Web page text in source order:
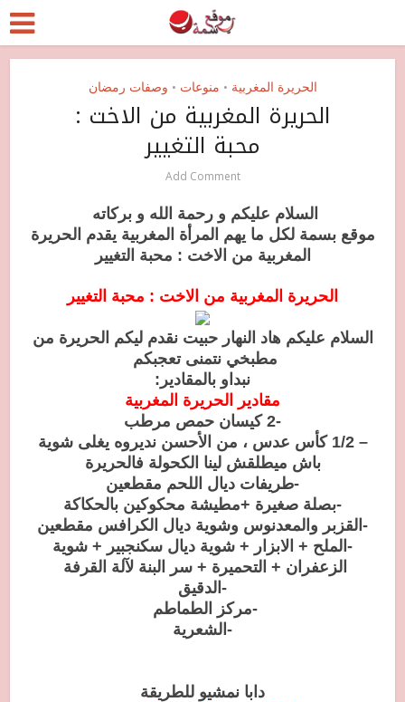
الحريرة المغربية • منوعات • وصفات رمضان
الحريرة المغربية من الاخت :
محبة التغيير
Add Comment
السلام عليكم و رحمة الله و بركاته
موقع بسمة لكل ما يهم المرأة المغربية يقدم الحريرة
المغربية من الاخت : محبة التغيير
الحريرة المغربية من الاخت : محبة التغيير
السلام عليكم هاد النهار حبيت نقدم ليكم الحريرة من
مطبخي نتمنى تعجبكم
نبداو بالمقادير:
مقادير الحريرة المغربية
-2 كيسان حمص مرطب
– 1/2 كأس عدس ، من الأحسن نديروه يغلى شوية
باش ميطلقش لينا الكحولة فالحريرة
-طريفات ديال اللحم مقطعين
-بصلة صغيرة +مطيشة محكوكين بالحكاكة
-القزبر والمعدنوس وشوية ديال الكرافس مقطعين
-الملح + الابزار + شوية ديال سكنجبير + شوية
الزعفران + التحميرة + سر البنة لآلة القرفة
-الدقيق
-مركز الطماطم
-الشعرية
دابا نمشيو للطريقة